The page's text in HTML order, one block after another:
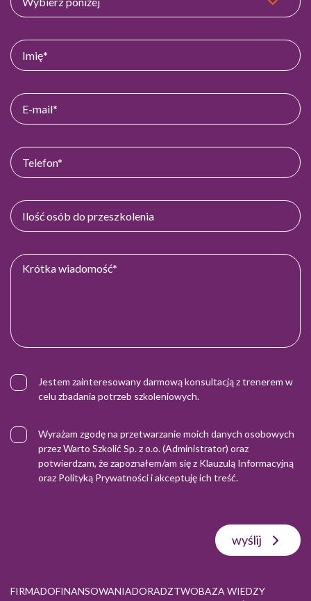
Jestem zainteresowany darmową konsultacją z trenerem w
celu zbadania potrzeb szkoleniowych.
Wyrażam zgodę na przetwarzanie moich danych osobowych
przez Warto Szkolić Sp. z o.o. (Administrator) oraz
potwierdzam, że zapoznałem/am się z Klauzulą Informacyjną
oraz Polityką Prywatnościi akceptuję ich treść.
wyślij
FIRMADOFINANSOWANIADORADZTWOBAZA WIEDZY